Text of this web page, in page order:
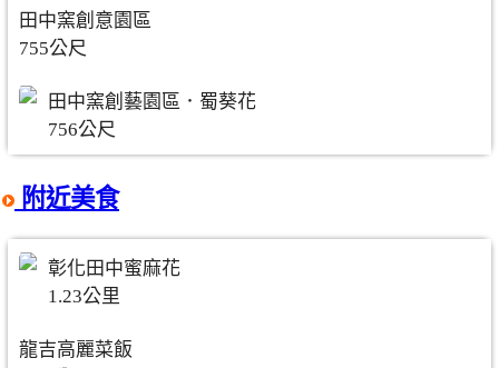
田中窯創意園區
755公尺
田中窯創藝園區．蜀葵花
756公尺
附近美食
彰化田中蜜麻花
1.23公里
龍吉高麗菜飯